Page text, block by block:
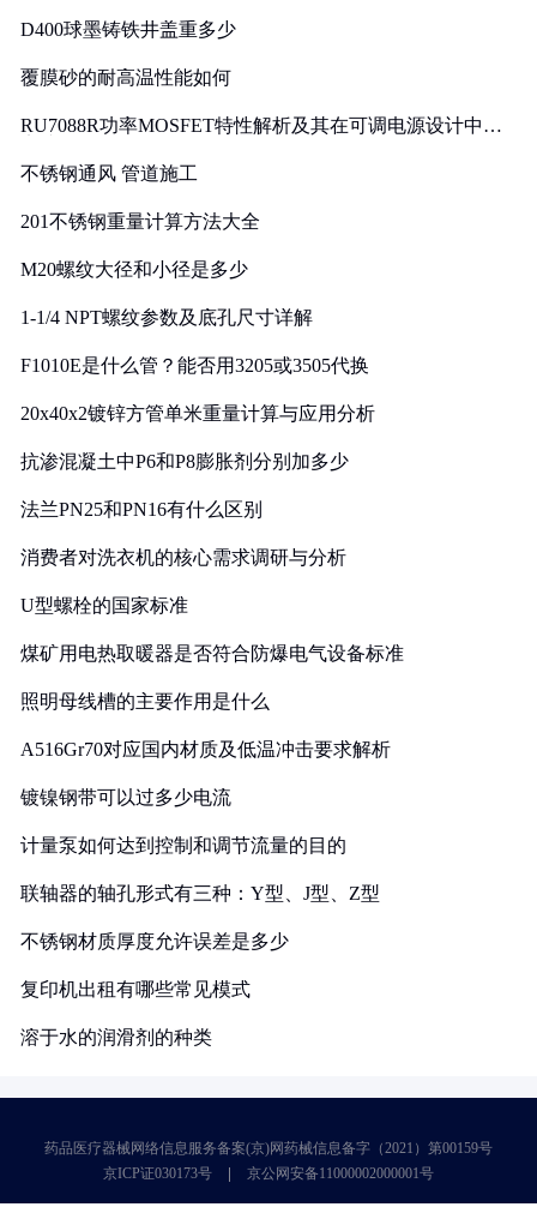
D400球墨铸铁井盖重多少
覆膜砂的耐高温性能如何
RU7088R功率MOSFET特性解析及其在可调电源设计中的
不锈钢通风 管道施工
201不锈钢重量计算方法大全
M20螺纹大径和小径是多少
1-1/4 NPT螺纹参数及底孔尺寸详解
F1010E是什么管？能否用3205或3505代换
20x40x2镀锌方管单米重量计算与应用分析
抗渗混凝土中P6和P8膨胀剂分别加多少
法兰PN25和PN16有什么区别
消费者对洗衣机的核心需求调研与分析
U型螺栓的国家标准
煤矿用电热取暖器是否符合防爆电气设备标准
照明母线槽的主要作用是什么
A516Gr70对应国内材质及低温冲击要求解析
镀镍钢带可以过多少电流
计量泵如何达到控制和调节流量的目的
联轴器的轴孔形式有三种：Y型、J型、Z型
不锈钢材质厚度允许误差是多少
复印机出租有哪些常见模式
溶于水的润滑剂的种类
药品医疗器械网络信息服务备案(京)网药械信息备字（2021）第00159号
京ICP证030173号
京公网安备11000002000001号